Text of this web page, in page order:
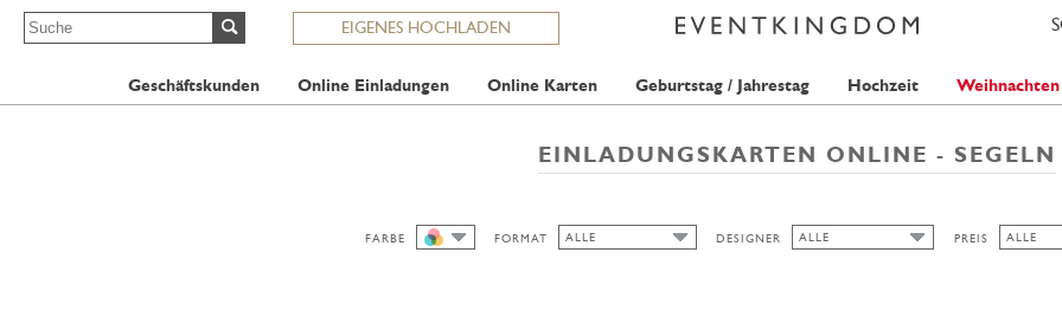
EIGENES HOCHLADEN
Geschäftskunden Online Einladungen Online Karten Geburtstag / Jahrestag Hochzeit Weihnachten
EINLADUNGSKARTEN ONLINE - SEGELN
FARBE
FORMAT ALLE
DESIGNER
ALLE
PREIS
ALLE